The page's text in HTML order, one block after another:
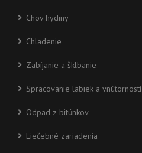
Chov hydiny
Chladenie
Zabíjanie a šklbanie
Spracovanie labiek a vnútorností
Odpad z bitúnkov
Liečebné zariadenia